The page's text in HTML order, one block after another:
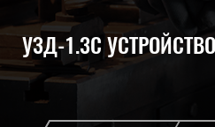
УЗД-1.3С